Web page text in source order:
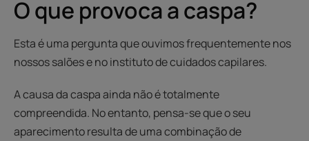
O que provoca a caspa?
Esta é uma pergunta que ouvimos frequentemente nos
nossos salões e no instituto de cuidados capilares.
A causa da caspa ainda não é totalmente
compreendida. No entanto, pensa-se que o seu
aparecimento resulta de uma combinação de